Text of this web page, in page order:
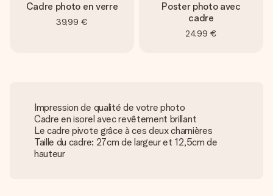
Cadre photo en verre
39,99 €
Poster photo avec
cadre
24,99 €
Impression de qualité de votre photo
Cadre en isorel avec revêtement brillant
Le cadre pivote grâce à ces deux charnières
Taille du cadre: 27cm de largeur et 12,5cm de
hauteur